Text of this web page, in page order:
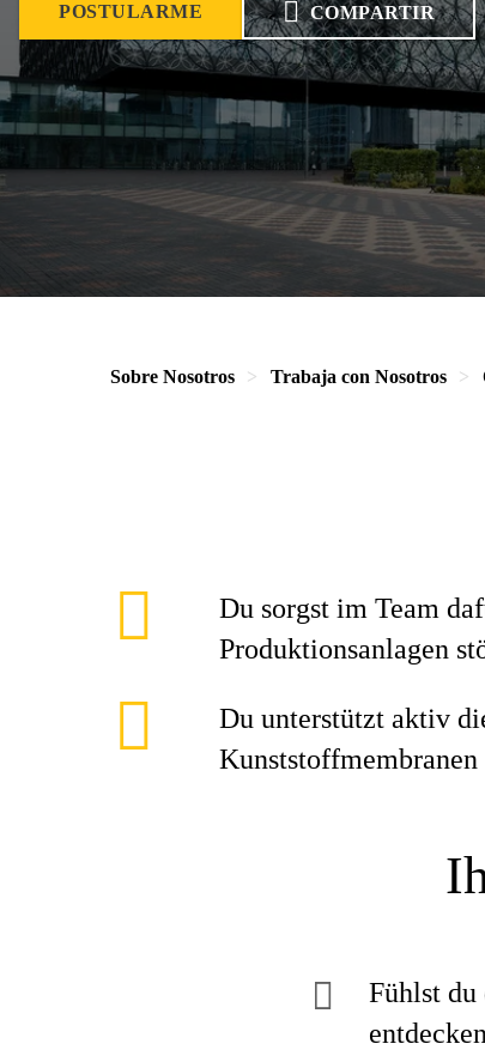
POSTULARME COMPARTIR
Sobre Nosotros Trabaja con Nosotros
Du sorgst im Team
Produktionsanlagen
Du unterstützt aktiv
Kunststoffmembranen
Fühlst